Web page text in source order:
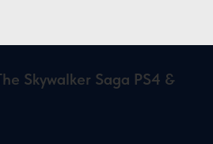
Skywalker Saga PS4 &